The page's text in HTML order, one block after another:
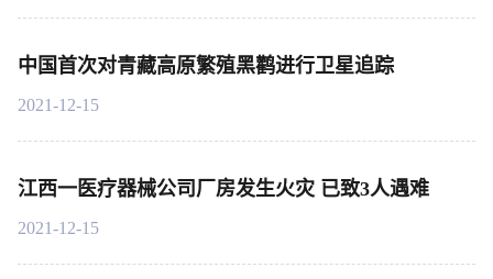
中国首次对青藏高原繁殖黑鹳进行卫星追踪
2021-12-15
江西一医疗器械公司厂房发生火灾 已致3人遇难
2021-12-15